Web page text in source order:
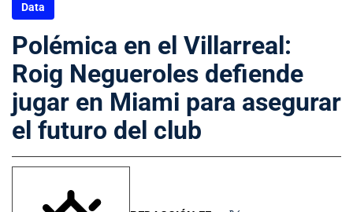
Data
Polémica en el Villarreal:
Roig Negueroles defiende
jugar en Miami para asegurar
el futuro del club